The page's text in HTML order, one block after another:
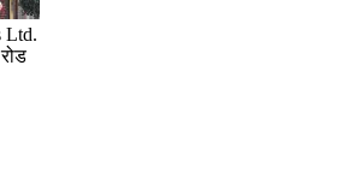
Ltd.